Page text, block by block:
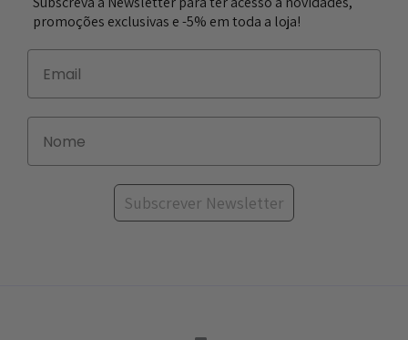
promoções exclusivas e -5% em toda a loja!
Subscrever Newsletter